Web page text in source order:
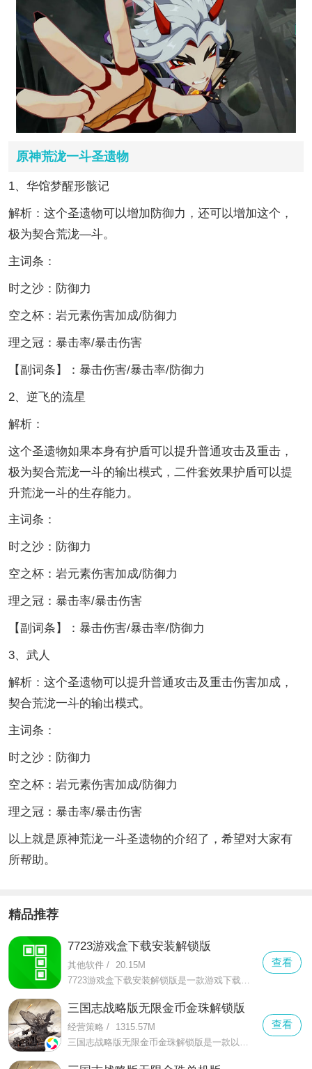
原神荒泷一斗圣遗物
1、华馆梦醒形骸记
解析：这个圣遗物可以增加防御力，还可以增加这个，
极为契合荒泷—斗。
主词条：
时之沙：防御力
空之杯：岩元素伤害加成/防御力
理之冠：暴击率/暴击伤害
【副词条】：暴击伤害/暴击率/防御力
2、逆飞的流星
解析：
这个圣遗物如果本身有护盾可以提升普通攻击及重击，
极为契合荒泷一斗的输出模式，二件套效果护盾可以提
升荒泷一斗的生存能力。
主词条：
时之沙：防御力
空之杯：岩元素伤害加成/防御力
理之冠：暴击率/暴击伤害
【副词条】：暴击伤害/暴击率/防御力
3、武人
解析：这个圣遗物可以提升普通攻击及重击伤害加成，
契合荒泷一斗的输出模式。
主词条：
时之沙：防御力
空之杯：岩元素伤害加成/防御力
理之冠：暴击率/暴击伤害
以上就是原神荒泷一斗圣遗物的介绍了，希望对大家有
所帮助。
精品推荐
7723游戏盒下载安装解锁版
其他软件 /
20.15M
查看
三国志战略版无限金币金珠解锁版
经营策略 /
1315.57M
三国志战略版无限金币金珠解锁版是一款以三国题材为主题的手游，在这款三国志战略版无限金币金珠解锁版中你需要发挥出你的智慧，在这个刺激的战场上进行排兵布阵
查看